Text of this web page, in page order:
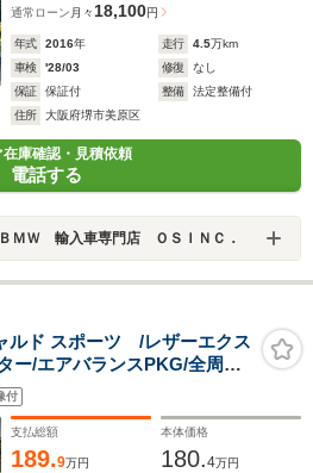
通常ローン 月々18,100円
年式 2016年 走行 4.5万km
車検
'28/03 修復
なし
保証
保証付 整備
法定整備付
住所
大阪府堺市美原区
在庫確認・見積依頼
電話する
ＭＷ 輸入車専門店 ＯＳＩＮＣ．
ルド スポーツ /レザーエクス
ー/エアバランスPKG/全周囲
/前席パワーシート・シートメ
アンビエントライト/ETC/純
付
支払総額
189.9万円
本体価格
180.4万円